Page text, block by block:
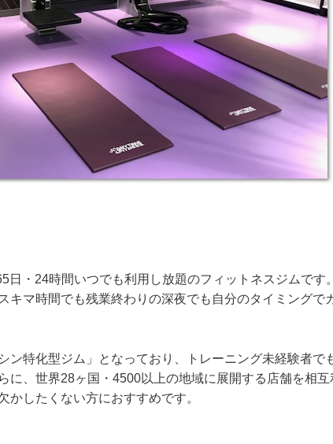
日・24時間いつでも利用し放題のフィットネスジムです
キマ時間でも残業終わりの深夜でも自分のタイミングで
ン特化型ジム」となっており、トレーニング未経験者で
に、世界28ヶ国・4500以上の地域に展開する店舗を相互
かしたくない方におすすめです。